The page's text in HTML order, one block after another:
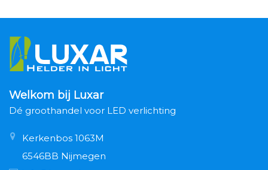
Welkom bij Luxar
Dé groothandel voor LED verlichting
Kerkenbos 1063M
6546BB Nijmegen